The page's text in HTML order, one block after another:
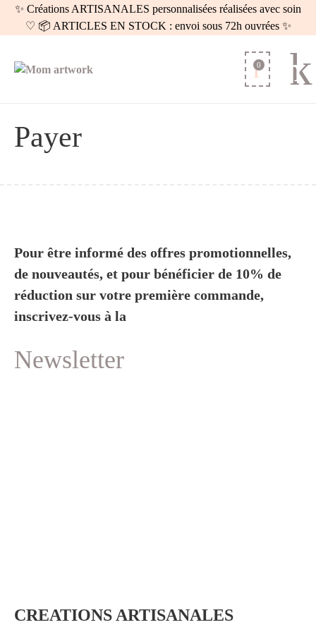
✨ Créations ARTISANALES personnalisées réalisées avec soin
♡ 📦 ARTICLES EN STOCK : envoi sous 72h ouvrées ✨
0
Payer
Pour être informé des offres promotionnelles,
de nouveautés, et pour bénéficier de 10% de
réduction sur votre première commande,
inscrivez-vous à la
Newsletter
CREATIONS ARTISANALES